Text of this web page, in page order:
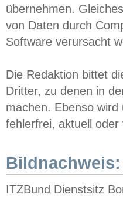
übernehmen.
von Daten durch
Software verursacht
Die Redaktion bittet
Dritter, zu denen in
machen. Ebenso
fehlerfrei, aktuell oder
Bildnachweis:
ITZBund Dienstsitz